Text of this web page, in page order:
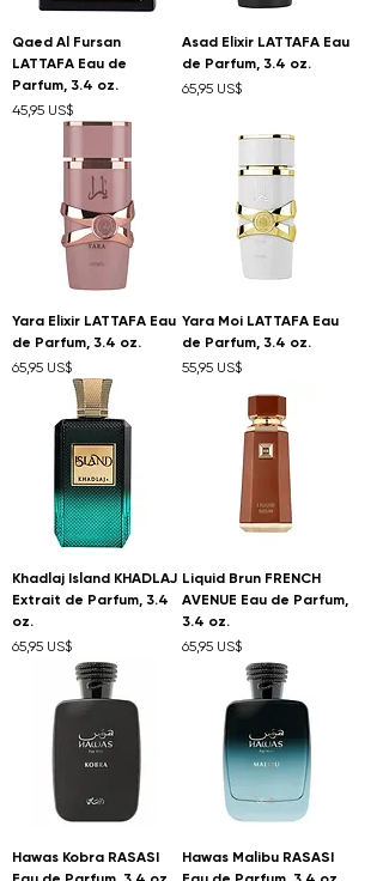
Qaed Al Fursan
LATTAFA Eau de
Parfum, 3.4 oz.
Precio
45,95 US$
Asad Elixir LATTAFA Eau
de Parfum, 3.4 oz.
Precio
65,95 US$
Yara Elixir LATTAFA Eau
de Parfum, 3.4 oz.
Precio
65,95 US$
Yara Moi LATTAFA Eau
de Parfum, 3.4 oz.
Precio
55,95 US$
Khadlaj Island KHADLAJ
Extrait de Parfum, 3.4
oz.
Precio
65,95 US$
Liquid Brun FRENCH
AVENUE Eau de Parfum,
3.4 oz.
Precio
65,95 US$
Hawas Kobra RASASI
Hawas Malibu RASASI